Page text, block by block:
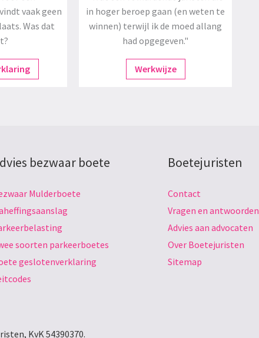
vaak geen
Was dat
in hoger beroep gaan (en weten te
winnen) terwijl ik de moed allang
had opgegeven."
Werkwijze
bezwaar boete
Mulderboete
soorten parkeerboetes
geslotenverklaring
Boetejuristen
Contact
Vragen en antwoorden
Advies aan advocaten
Over Boetejuristen
Sitemap
KvK 54390370.